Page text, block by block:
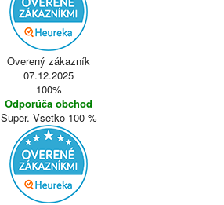
Overený zákazník
07.12.2025
100%
Odporúča obchod
Super. Vsetko 100 %